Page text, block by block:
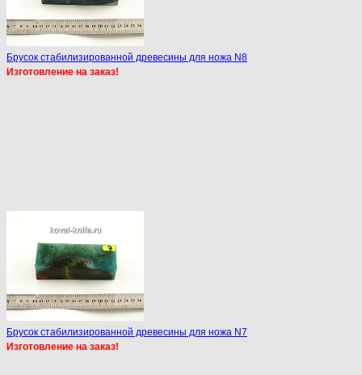
Брусок стабилизированной древесины для ножа N8
Изготовление на заказ!
Брусок стабилизированной древесины для ножа N7
Изготовление на заказ!